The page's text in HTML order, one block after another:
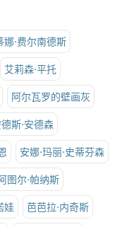
娜·费尔南德斯
艾莉森·平托
阿尔瓦罗的壁画灰
斯·安德森
安娜·玛丽·史蒂芬森
图尔·帕纳斯
娃 芭芭拉·内奇斯